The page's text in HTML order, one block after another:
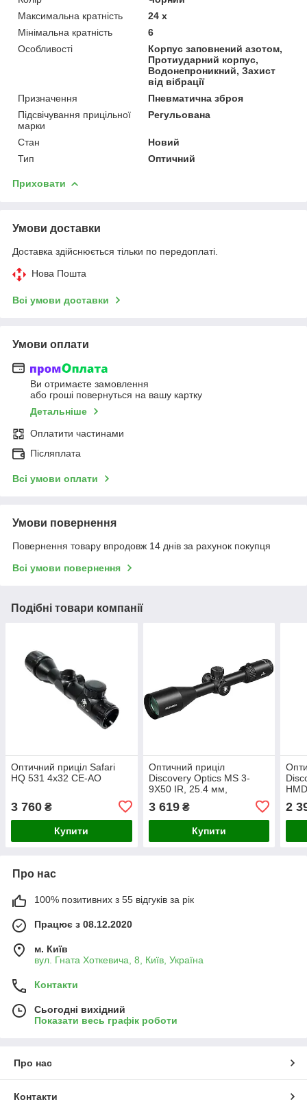
Максимальна кратність
24 х
Мінімальна кратність
6
Особливості
Корпус заповнений азотом,
Протиударний корпус,
Водонепроникний, Захист
від вібрації
Призначення
Пневматична зброя
Підсвічування прицільної
марки
Регульована
Стан
Новий
Тип
Оптичний
Приховати
Умови доставки
Доставка здійснюється тільки по передоплаті.
Нова Пошта
Всі умови доставки
Умови оплати
Ви отримаєте замовлення
або гроші повернуться на вашу картку
Детальніше
Оплатити частинами
Післяплата
Всі умови оплати
Умови повернення
Повернення товару впродовж 14 днів за рахунок покупця
Всі умови повернення
Подібні товари компанії
Оптичний приціл Safari
HQ 531 4x32 CE-AO
3 760 ₴
Купити
Оптичний приціл
Discovery Optics MS 3-
9X50 IR, 25.4 мм,
3 619₴
Купити
2
Про нас
100% позитивних з 55 відгуків за рік
Працює з 08.12.2020
м. Київ
вул. Гната Хоткевича, 8, Київ, Україна
Контакти
Сьогодні вихідний
Показати весь графік роботи
Про нас
Контакти